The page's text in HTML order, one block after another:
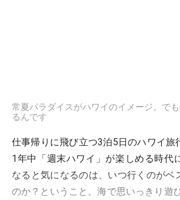
常夏パラダイスがハワイのイメージ。で
るんです
仕事帰りに飛び立つ3泊5日のハワイ旅
1年中「週末ハワイ」が楽しめる時代
なると気になるのは、いつ行くのがベ
のか？ということ。海で思いっきり遊